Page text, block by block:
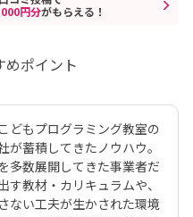
円分がもらえる！
めポイント
どもプログラミング教室の
蓄積してきたノウハウ。
多数展開してきた事業者だ
教材・カリキュラムや、
ない工夫が生かされた環境